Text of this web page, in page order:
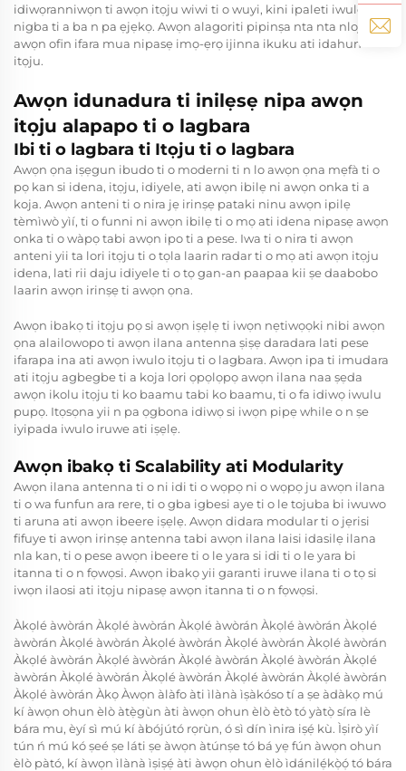
idiwọranniwọn ti awọn itọju wiwi ti o wuyi, kini ipaleti iwulo
nigba ti a ba n pa ẹjẹkọ. Awọn alagoriti pipinṣa nta nta nlojulo
awọn ofin ifara mua nipasẹ imọ-ẹrọ ijinna ikuku ati idahun
itọju.
Awọn idunadura ti inilẹsẹ nipa awọn
itọju alapapo ti o lagbara
Ibi ti o lagbara ti Itọju ti o lagbara
Awọn ọna iṣẹgun ibudo ti o moderni ti n lo awọn ọna mẹfà ti o
pọ kan si idena, itọju, idiyele, ati awọn ibilẹ ni awọn onka ti a
koja. Awọn anteni ti o nira jẹ irinṣẹ pataki ninu awọn ipilẹ
tèmìwò yìí, ti o funni ni awọn ibilẹ ti o mọ ati idena nipasẹ awọn
onka ti o wàpọ tabi awọn ipo ti a pese. Iwa ti o nira ti awọn
anteni yii ta lori itọju ti o tọla laarin radar ti o mọ ati awọn itọju
idena, lati rii daju idiyele ti o tọ gan-an paapaa kii ṣe daabobo
laarin awọn irinṣẹ ti awọn ọna.
Awọn ibakọ ti itọju pọ si awọn iṣẹlẹ ti iwọn nẹtiwọọki nibi awọn
ọna alailowopo ti awọn ilana antenna ṣiṣẹ daradara lati pese
ifarapa ina ati awọn iwulo itọju ti o lagbara. Awọn ipa ti imudara
ati itọju agbegbe ti a koja lori ọpọlọpọ awọn ilana naa ṣẹda
awọn ikolu itọju ti ko baamu tabi ko baamu, ti o fa idiwọ iwulu
pupọ. Itọsọna yii n pa ọgbona idiwọ si iwọn pipẹ while o n ṣe
iyipada iwulo iruwe ati iṣẹlẹ.
Awọn ibakọ ti Scalability ati Modularity
Awọn ilana antenna ti o ni idi ti o wọpọ ni o wọpọ ju awọn ilana
ti o wa funfun ara rere, ti o gba igbesi aye ti o le tojuba bi iwuwo
ti aruna ati awọn ibeere iṣẹlẹ. Awọn didara modular ti o jẹrisi
fifuye ti awọn irinṣẹ antenna tabi awọn ilana laisi idasilẹ ilana
nla kan, ti o pese awọn ibeere ti o le yara si idi ti o le yara bi
itanna ti o n fọwọsi. Awọn ibakọ yii garanti iruwe ilana ti o tọ si
iwọn ilaosi ati itọju nipasẹ awọn itanna ti o n fọwọsi.
Àkọlé àwòrán Àkọlé àwòrán Àkọlé àwòrán Àkọlé àwòrán Àkọlé
àwòrán Àkọlé àwòrán Àkọlé àwòrán Àkọlé àwòrán Àkọlé àwòrán
Àkọlé àwòrán Àkọlé àwòrán Àkọlé àwòrán Àkọlé àwòrán Àkọlé
àwòrán Àkọlé àwòrán Àkọlé àwòrán Àkọlé àwòrán Àkọlé àwòrán
Àkọlé àwòrán Àkọ Àwọn àlàfo àti ìlànà ìṣàkóso tí a ṣe àdàkọ mú
kí àwọn ohun èlò àtẹ̀gùn àti àwọn ohun èlò ètò tó yàtọ̀ síra lè
bára mu, èyí sì mú kí àbójútó rọrùn, ó sì dín ìnira iṣẹ́ kù. Ìṣirò yìí
tún ń mú kó ṣeé ṣe láti ṣe àwọn àtúnṣe tó bá yẹ fún àwọn ohun
èlò pàtó, kí àwọn ìlànà ìṣiṣẹ́ àti àwọn ohun èlò ìdánilẹ́kọ̀ọ́ tó bára